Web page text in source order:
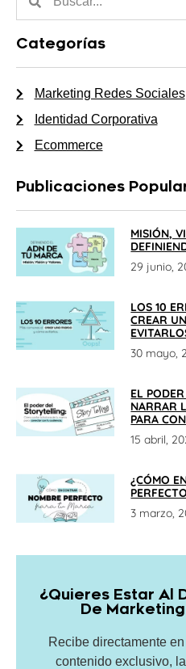
Categorías
Marketing Redes Sociales
Identidad Corporativa
Ecommerce
Publicaciones
MISIÓN,
29 junio,
LOS 10
CREAR
30 mayo,
EL
NARRAR
PARA
15 abril,
¿CÓMO
3 marzo,
¿Quieres Estar Al
De
Recibe directamente
contenido exclusivo,